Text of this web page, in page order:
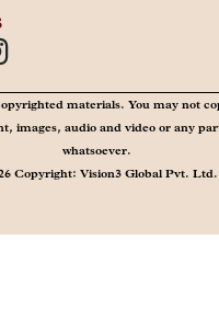
materials. You may not
images, audio and video or any
whatsoever.
Copyright: Vision3 Global Pvt. Ltd.